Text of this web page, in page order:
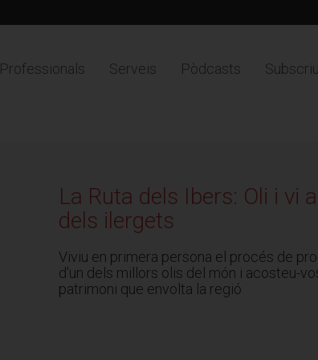
Professionals Serveis Pòdcasts
La Ruta dels Ibers: Oli i vi
dels ilergets
Viviu en primera persona el procés de
d'un dels millors olis del món i acosteu-
patrimoni que envolta la regió